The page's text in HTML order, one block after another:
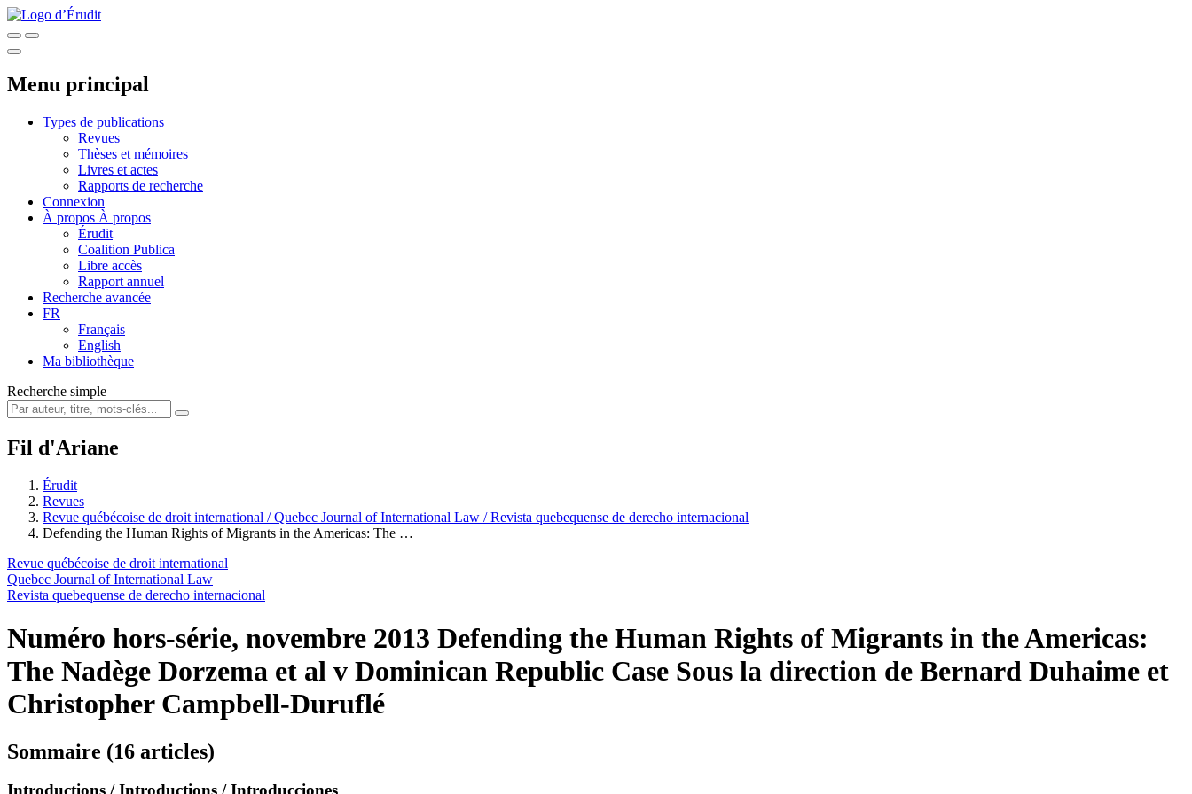
Menu principal
Types de publications
Revues
Thèses et mémoires
Livres et actes
Rapports de recherche
Connexion
À propos À propos
Érudit
Coalition Publica
Libre accès
Rapport annuel
Recherche avancée
FR
Français
English
Ma bibliothèque
Recherche simple
Fil d'Ariane
Érudit
Revues
Revue québécoise de droit international / Quebec Journal of International Law / Revista quebequense de derecho internacional
Defending the Human Rights of Migrants in the Americas: The …
Revue québécoise de droit international
Quebec Journal of International Law
Revista quebequense de derecho internacional
Numéro hors-série, novembre 2013 Defending the Human Rights of Migrants in the Americas:
The Nadège Dorzema et al v Dominican Republic Case Sous la direction de Bernard Duhaime et
Christopher Campbell-Duruflé
Sommaire (16 articles)